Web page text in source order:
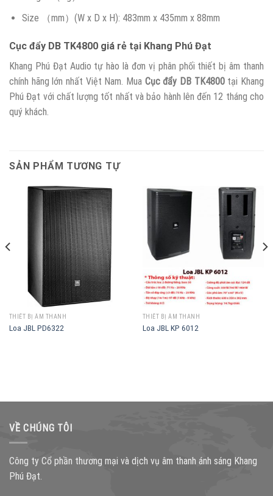
Size （mm）(W x D x H): 483mm x 435mm x 88mm
Cục đẩy DB TK4800 giá rẻ tại Khang Phú Đạt
Khang Phú Đạt Audio tự hào là đơn vị phân phối thiết bị âm thanh
chính hãng lớn nhất Việt Nam. Mua Cục đẩy DB TK4800tại Khang
Phú Đạt với chất lượng tốt nhất và bảo hành lên đến 12 tháng cho
quý khách.
SẢN PHẨM TƯƠNG TỰ
THIẾT BỊ ÂM THANH
Loa JBL PD6322
THIẾT BỊ ÂM THANH
Loa JBL KP 6012
VỀ CHÚNG TÔI
Công ty Cổ phần thương mại và dịch vụ âm thanh ánh sáng Khang
Phú Đạt.